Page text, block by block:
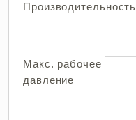
Производительность
Макс. рабочее
давление